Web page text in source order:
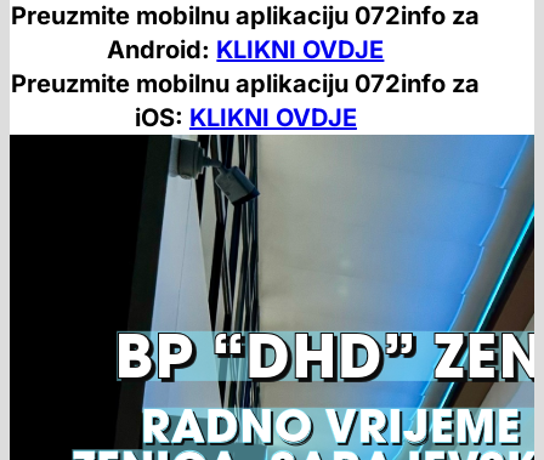
Preuzmite mobilnu aplikaciju 072info za
Android: KLIKNI OVDJE
Preuzmite mobilnu aplikaciju 072info za
iOS: KLIKNI OVDJE